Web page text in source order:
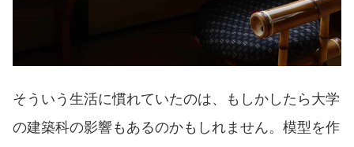
そういう生活に慣れていたのは、もしかしたら大学
の建築科の影響もあるのかもしれません。模型を作